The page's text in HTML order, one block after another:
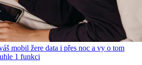
mobil žere data i přes noc a vy o tom
1 funkci